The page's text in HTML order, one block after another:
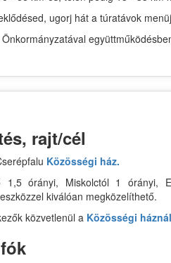
ugorj hát a túratávok
rajt/cél
Közösségi ház.
1,5 órányi, Miskolctól 1 órányi,
kiválóan megközelíthető.
közvetlenül a Közösségi háznál